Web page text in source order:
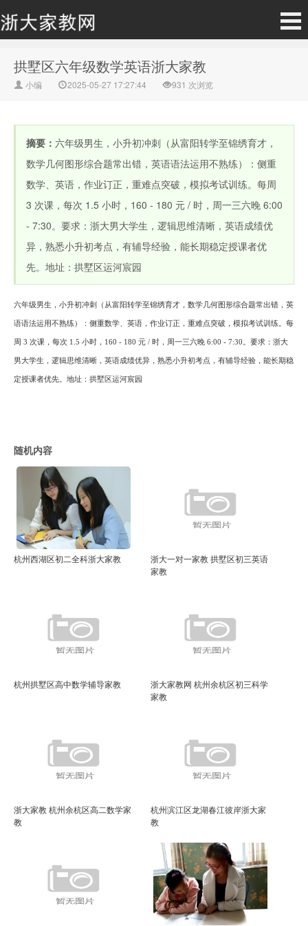
拱墅区六年级数学英语浙大家教
小编 2025-05-27 17:27:44 931 次浏览
摘要： 六年级男生，小升初冲刺（从富阳转学至锦绣育才，
数学几何图形综合题常出错，英语语法运用不熟练）：侧重
数学、英语，作业订正，重难点突破，模拟考试训练。每周
3 次课，每次 1.5 小时，160 - 180 元 / 时，周一三六晚 6:00
- 7:30。要求：浙大男大学生，逻辑思维清晰，英语成绩优
异，熟悉小升初考点，有辅导经验，能长期稳定授课者优
先。地址：拱墅区运河宸园
六年级男生，小升初冲刺（从富阳转学至锦绣育才，数学几何图形综合题常出错，英
语语法运用不熟练）：侧重数学、英语，作业订正，重难点突破，模拟考试训练。每
周 3 次课，每次 1.5 小时，160 - 180 元 / 时，周一三六晚 6:00 - 7:30。要求：浙大
男大学生，逻辑思维清晰，英语成绩优异，熟悉小升初考点，有辅导经验，能长期稳
定授课者优先。地址：拱墅区运河宸园
随机内容
杭州西湖区初二全科浙大家教
浙大一对一家教 拱墅区初三英语
家教
杭州拱墅区高中数学辅导家教
浙大家教网 杭州余杭区初三科学
家教
浙大家教 杭州余杭区高二数学家
教
杭州滨江区龙湖春江彼岸浙大家
教